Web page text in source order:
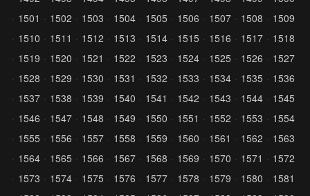
1501
1502 1503 1504 1505 1506 1507 1508
1509
1510
1511 1512 1513 1514 1515 1516 1517
1518
1519
1520 1521 1522 1523 1524 1525 1526
1527
1528
1529 1530 1531 1532 1533 1534 1535
1536
1537
1538 1539 1540 1541 1542 1543 1544
1545
1546
1547 1548 1549 1550 1551 1552 1553
1554
1555
1556 1557 1558 1559 1560 1561 1562
1563
1564
1565 1566 1567 1568 1569 1570 1571
1572
1573
1574 1575 1576 1577 1578 1579 1580
1581